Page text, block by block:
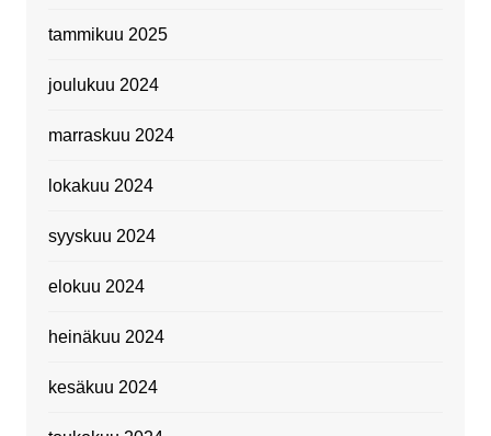
tammikuu 2025
joulukuu 2024
marraskuu 2024
lokakuu 2024
syyskuu 2024
elokuu 2024
heinäkuu 2024
kesäkuu 2024